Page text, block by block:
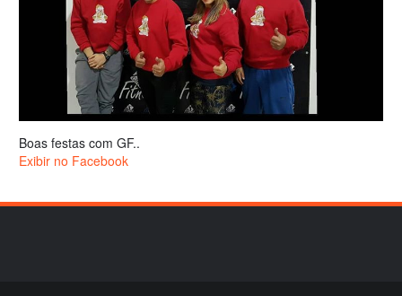
Boas festas com GF..
Exibir no Facebook